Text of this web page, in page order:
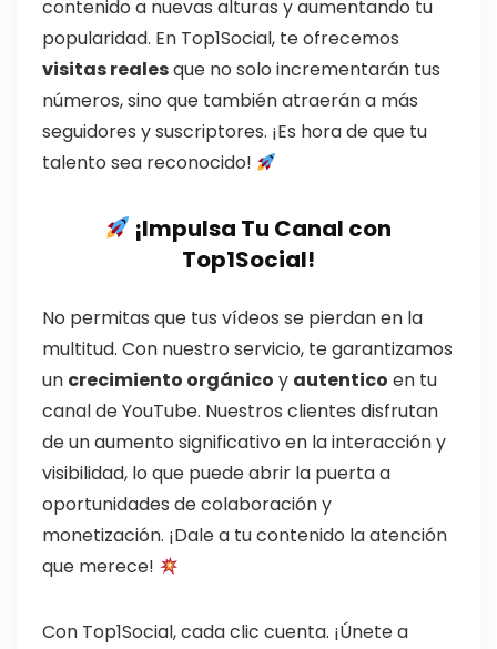
contenido a nuevas alturas y aumentando tu
popularidad. En Top1Social, te ofrecemos
visitas realesque no solo incrementarán tus
números, sino que también atraerán a más
seguidores y suscriptores. ¡Es hora de que tu
talento sea reconocido!
¡Impulsa Tu Canal con
Top1Social!
No permitas que tus vídeos se pierdan en la
multitud. Con nuestro servicio, te garantizamos
un crecimiento orgánico y autentico en tu
canal de YouTube. Nuestros clientes disfrutan
de un aumento significativo en la interacción y
visibilidad, lo que puede abrir la puerta a
oportunidades de colaboración y
monetización. ¡Dale a tu contenido la atención
que merece!
Con Top1Social, cada clic cuenta. ¡Únete a